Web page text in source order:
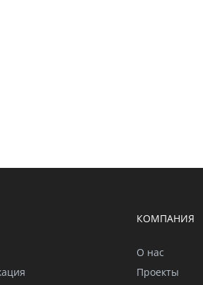
КОМПАНИЯ
О нас
Проекты